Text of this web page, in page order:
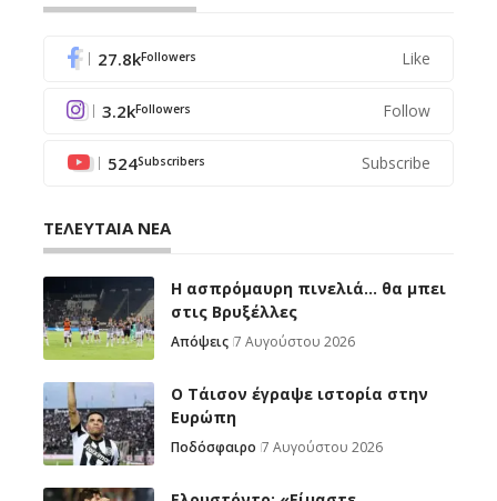
27.8kFollowers Like
3.2kFollowers Follow
524Subscribers Subscribe
ΤΕΛΕΥΤΑΙΑ ΝΕΑ
Η ασπρόμαυρη πινελιά… θα μπει
στις Βρυξέλλες
Απόψεις 7 Αυγούστου 2026
Ο Τάισον έγραψε ιστορία στην
Ευρώπη
Ποδόσφαιρο 7 Αυγούστου 2026